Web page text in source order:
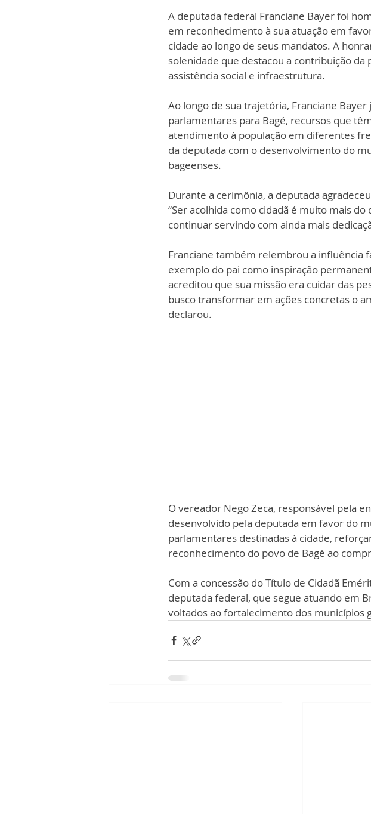
A deputada federal Franciane Bayer foi
em reconhecimento à sua atuação em
cidade ao longo de seus mandatos. A
solenidade que destacou a contribuição
assistência social e infraestrutura.
Ao longo de sua trajetória, Franciane
parlamentares para Bagé, recursos que
atendimento à população em diferentes
da deputada com o desenvolvimento do
bageenses.
Durante a cerimônia, a deputada
“Ser acolhida como cidadã é muito mais
continuar servindo com ainda mais
Franciane também relembrou a influência
exemplo do pai como inspiração
acreditou que sua missão era cuidar das
busco transformar em ações concretas o
declarou.
O vereador Nego Zeca, responsável pela
desenvolvido pela deputada em favor do
parlamentares destinadas à cidade,
reconhecimento do povo de Bagé ao
Com a concessão do Título de Cidadã
deputada federal, que segue atuando em
voltados ao fortalecimento dos municípios